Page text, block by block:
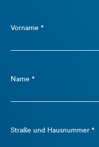
Vorname *
Name *
Straße und Hausnummer *